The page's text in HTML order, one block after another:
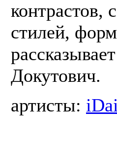
контрастов,
стилей,
Докутович.
артисты: